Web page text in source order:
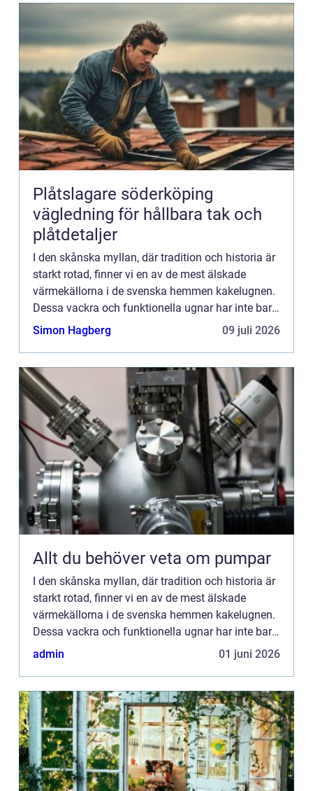
Plåtslagare söderköping
vägledning för hållbara tak och
plåtdetaljer
I den skånska myllan, där tradition och historia är
starkt rotad, finner vi en av de mest älskade
värmekällorna i de svenska hemmen kakelugnen.
Dessa vackra och funktionella ugnar har inte bara
varit en central del av många hem genom
Simon Hagberg 09 juli 2026
Allt du behöver veta om pumpar
I den skånska myllan, där tradition och historia är
starkt rotad, finner vi en av de mest älskade
värmekällorna i de svenska hemmen kakelugnen.
Dessa vackra och funktionella ugnar har inte bara
varit en central del av många hem genom
admin 01 juni 2026